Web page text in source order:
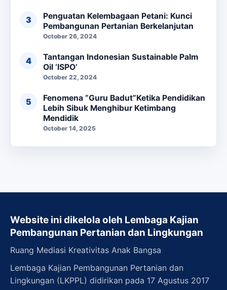
Penguatan Kelembagaan Petani: Kunci
Pembangunan Pertanian Berkelanjutan
October 26, 2024
Tantangan Indonesian Sustainable Palm
Oil ‘ISPO’
October 22, 2024
Fenomena “Guru Badut”Ketika Pendidikan
Lebih Sibuk Menghibur Ketimbang
Mendidik
October 14, 2025
Website ini dikelola oleh Lembaga Kajian
Pembangunan Pertanian dan Lingkungan
Ruang Mediasi Kreativitas Anak Bangsa
Lembaga Kajian Pembangunan Pertanian dan
Lingkungan (LKPPL) didirikan pada 17 Agustus 2017